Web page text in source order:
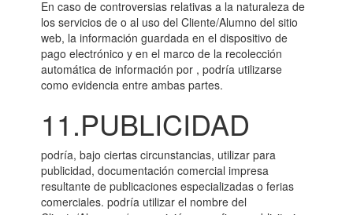
En caso de controversias relativas a la naturaleza de
los servicios de o al uso del Cliente/Alumno del sitio
web, la información guardada en el dispositivo de
pago electrónico y en el marco de la recolección
automática de información por , podría utilizarse
como evidencia entre ambas partes.
11.PUBLICIDAD
podría, bajo ciertas circunstancias, utilizar para
publicidad, documentación comercial impresa
resultante de publicaciones especializadas o ferias
comerciales. podría utilizar el nombre del